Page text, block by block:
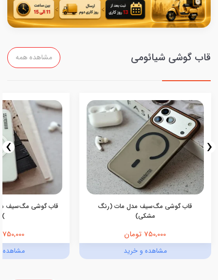
قاب گوشی شیائومی مشاهده همه
قاب گوشی مگ‌سیف مدل مات (رنگ
مشکی)
750,000 تومان
مشاهده و خرید
قاب گوشی مگ‌سیف
)
750,000 تومان
مشاهده
‹
›